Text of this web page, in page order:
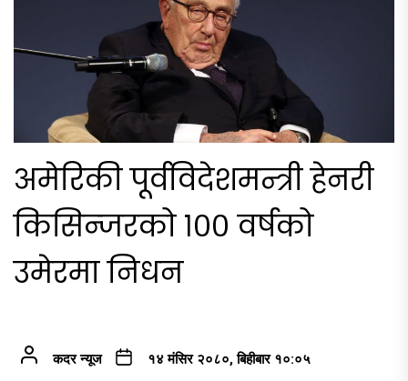
अमेरिकी पूर्वविदेशमन्त्री हेनरी
किसिन्जरको १०० वर्षको
उमेरमा निधन
कदर न्यूज १४ मंसिर २०८०, बिहीबार १०:०५